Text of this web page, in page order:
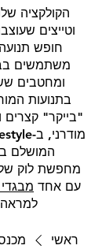
הקולקציה
וטייצים
חופש
משתמשים
ומחטבים
בתנועות
"בייקר" קצרים
המושלם
מחפשת לוק
עם אחד
למראה
ראשי